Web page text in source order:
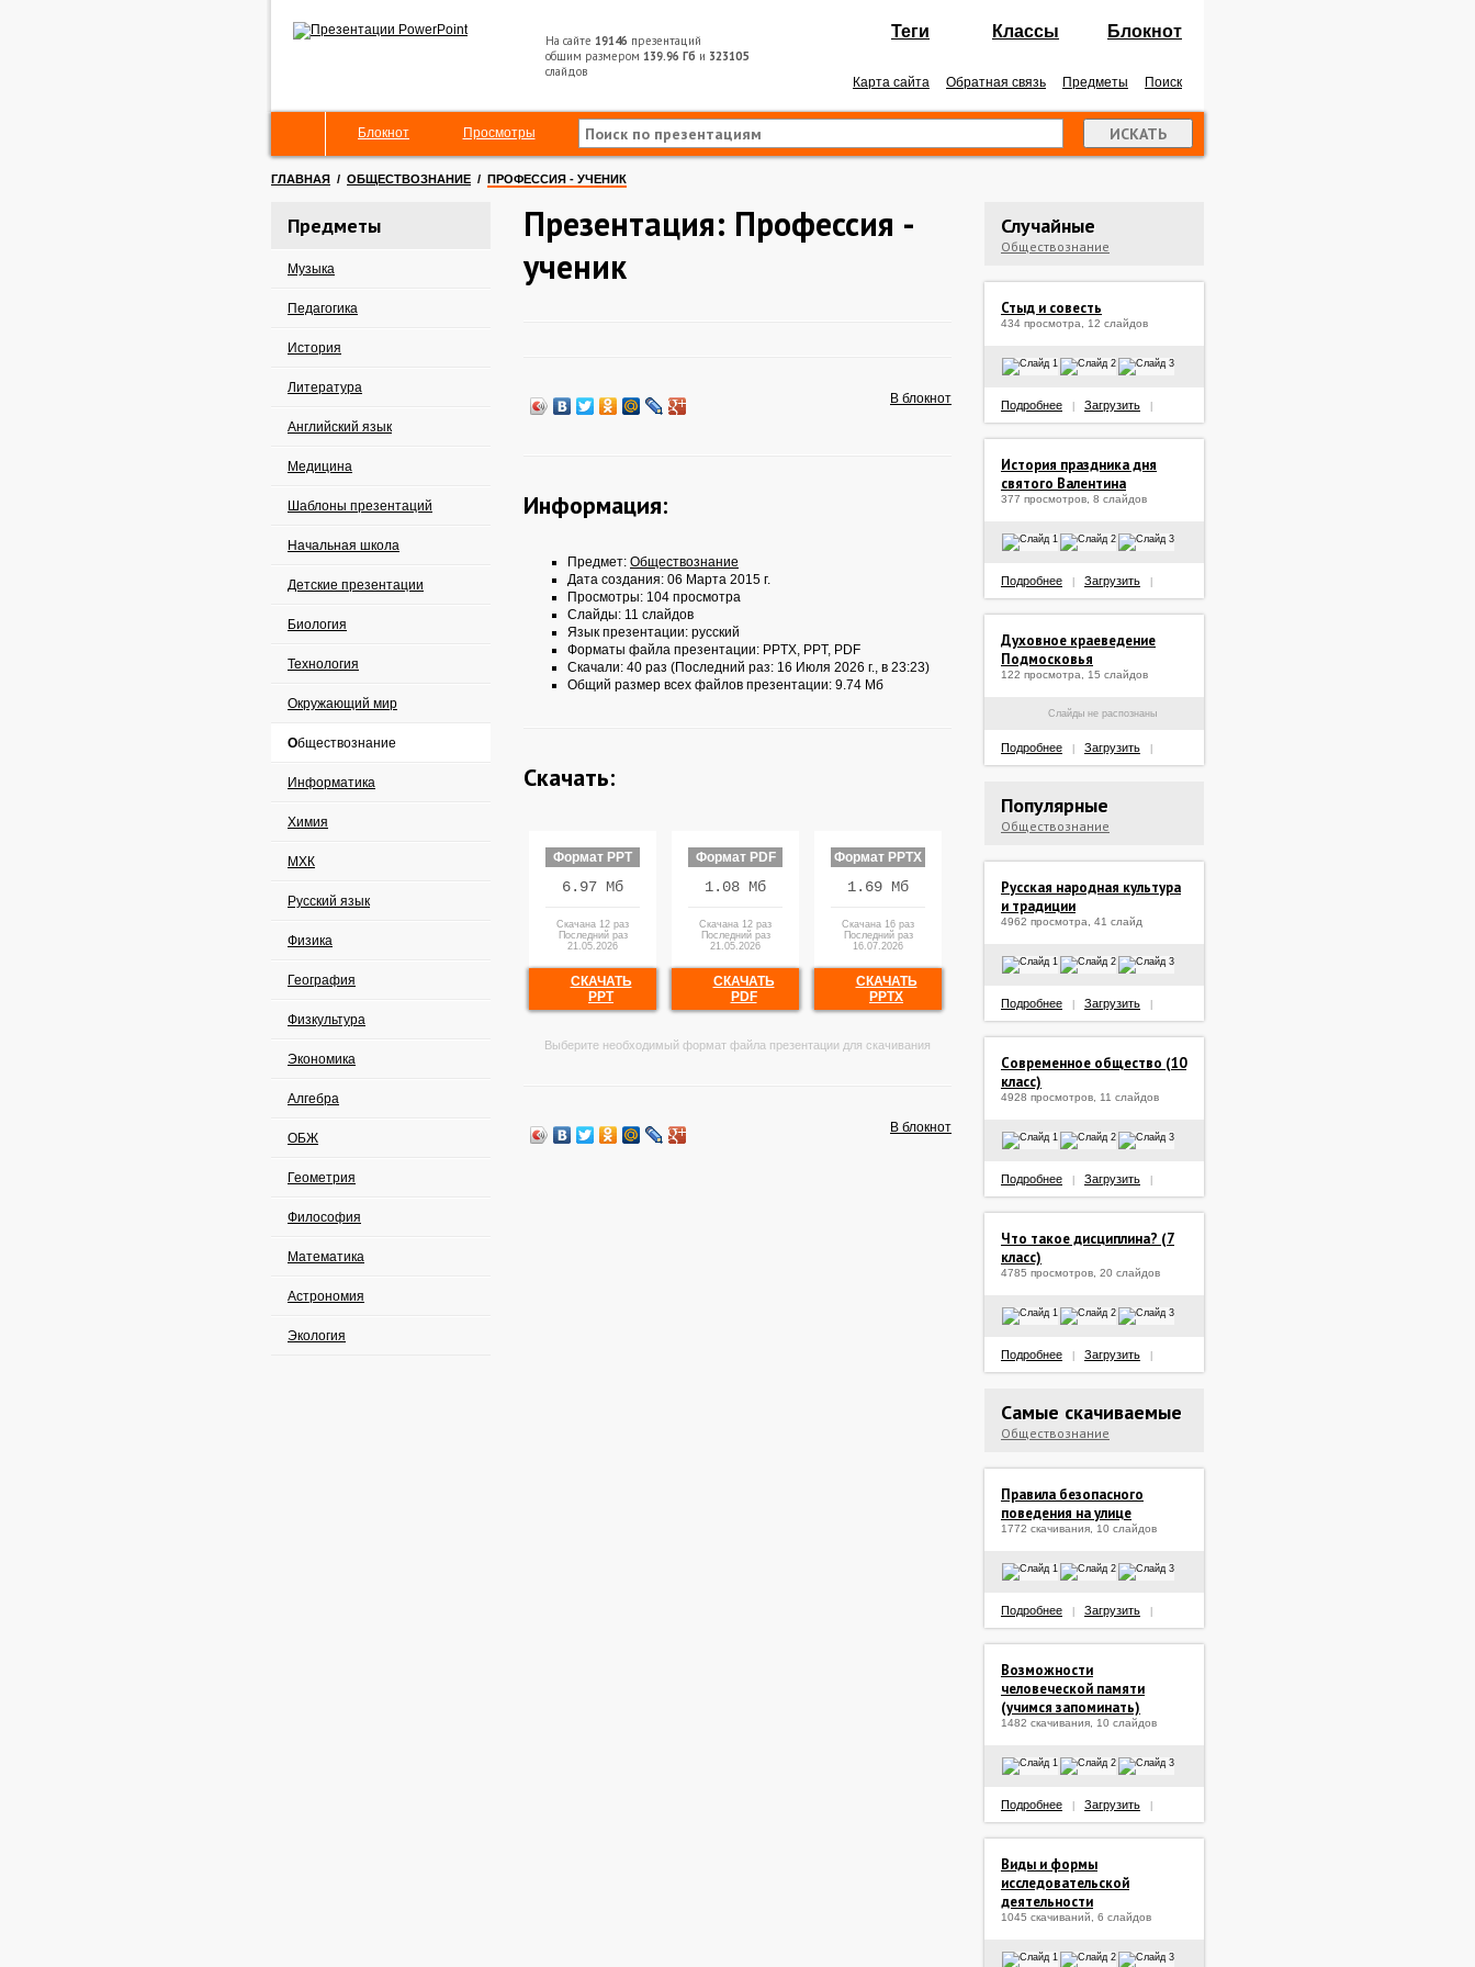
На сайте 19146 презентаций
общим размером 139.96 Гб и 323105
слайдов
Теги Классы Блокнот
Карта сайта Обратная связь Предметы Поиск
Блокнот Просмотры
ГЛАВНАЯ / ОБЩЕСТВОЗНАНИЕ / ПРОФЕССИЯ - УЧЕНИК
Предметы
Музыка
Педагогика
История
Литература
Английский язык
Медицина
Шаблоны презентаций
Начальная школа
Детские презентации
Биология
Технология
Окружающий мир
Обществознание
Информатика
Химия
МХК
Русский язык
Физика
География
Физкультура
Экономика
Алгебра
ОБЖ
Геометрия
Философия
Математика
Астрономия
Экология
Презентация: Профессия -
ученик
В блокнот
Информация:
Предмет: Обществознание
Дата создания: 06 Марта 2015 г.
Просмотры: 104 просмотра
Слайды: 11 слайдов
Язык презентации: русский
Форматы файла презентации: PPTX, PPT, PDF
Скачали: 40 раз (Последний раз: 16 Июля 2026 г., в 23:23)
Общий размер всех файлов презентации: 9.74 Мб
Скачать:
Формат PPT
6.97 Мб
Скачана 12 раз
Последний раз
21.05.2026
СКАЧАТЬ
PPT
Формат PDF
1.08 Мб
Скачана 12 раз
Последний раз
21.05.2026
СКАЧАТЬ
PDF
Формат PPTX
1.69 Мб
Скачана 16 раз
Последний раз
16.07.2026
СКАЧАТЬ
PPTX
Выберите необходимый формат файла презентации для скачивания
В блокнот
Случайные
Обществознание
Стыд и совесть
434 просмотра, 12 слайдов
Подробнее Загрузить
История праздника дня
святого Валентина
377 просмотров, 8 слайдов
Подробнее Загрузить
Духовное краеведение
Подмосковья
122 просмотра, 15 слайдов
Слайды не распознаны
Подробнее Загрузить
Популярные
Обществознание
Русская народная культура
и традиции
4962 просмотра, 41 слайд
Подробнее Загрузить
Современное общество (10
класс)
4928 просмотров, 11 слайдов
Подробнее Загрузить
Что такое дисциплина? (7
класс)
4785 просмотров, 20 слайдов
Подробнее Загрузить
Самые скачиваемые
Обществознание
Правила безопасного
поведения на улице
1772 скачивания, 10 слайдов
Подробнее Загрузить
Возможности
человеческой памяти
(учимся запоминать)
1482 скачивания, 10 слайдов
Подробнее Загрузить
Виды и формы
исследовательской
деятельности
1045 скачиваний, 6 слайдов